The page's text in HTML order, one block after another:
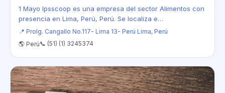
1 Mayo Ipsscoop es una empresa del sector Alimentos con
presencia en Lima, Perú, Perú. Se localiza e…
📍 Prolg. Cangallo No.117- Lima 13- Perú Lima, Perú
🌎 Perú📞 (51) (1) 3245374